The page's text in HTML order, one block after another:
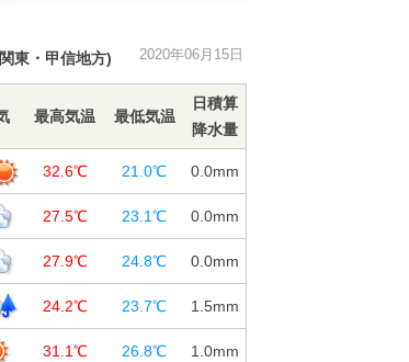
や栃木県佐野市で35℃超 東
かけて、北日本や東日本は暑
らぎ、ヒンヤリする所も
日 鹿児島県に梅雨前線停
災害に警戒
すでに30℃に 梅雨の晴れ間
35℃以上も
東・甲信地方) 2020年06月15日
最高気温 最低気温
日積算
降水量
32.6℃ 21.0℃ 0.0mm
27.5℃ 23.1℃ 0.0mm
27.9℃ 24.8℃ 0.0mm
24.2℃ 23.7℃ 1.5mm
31.1℃ 26.8℃ 1.0mm